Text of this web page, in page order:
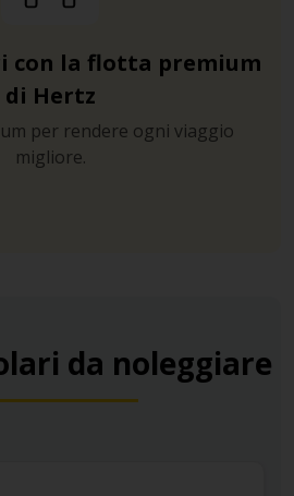
con la flotta premium
di Hertz
per rendere ogni viaggio
migliore.
da noleggiare